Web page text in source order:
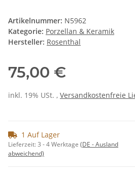
Artikelnummer: N5962
Kategorie: Porzellan & Keramik
Hersteller: Rosenthal
75,00 €
inkl. 19% USt. , Versandkostenfreie
1 Auf Lager
Lieferzeit:3 - 4 Werktage (DE - Ausland
abweichend)